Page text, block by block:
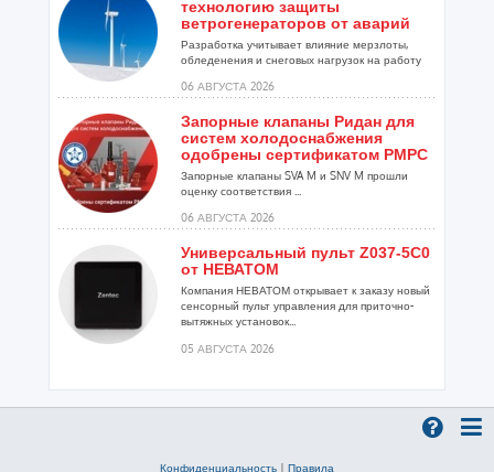
технологию защиты
ветрогенераторов от аварий
Разработка учитывает влияние мерзлоты,
обледенения и снеговых нагрузок на работу
06 АВГУСТА 2026
Запорные клапаны Ридан для
систем холодоснабжения
одобрены сертификатом РМРС
Запорные клапаны SVA M и SNV M прошли
оценку соответствия ...
06 АВГУСТА 2026
Универсальный пульт Z037-5C0
от НЕВАТОМ
Компания НЕВАТОМ открывает к заказу новый
сенсорный пульт управления для приточно-
вытяжных установок...
05 АВГУСТА 2026
расширения ...
Конфиденциальность | Правила